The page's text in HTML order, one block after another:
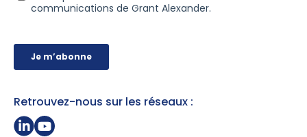
Retrouvez-nous sur les réseaux :
Partager sur Linkedin
Page Youtube Grant Alexander